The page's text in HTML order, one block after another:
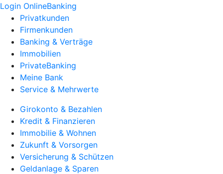
Login OnlineBanking
Privatkunden
Firmenkunden
Banking & Verträge
Immobilien
PrivateBanking
Meine Bank
Service & Mehrwerte
Girokonto & Bezahlen
Kredit & Finanzieren
Immobilie & Wohnen
Zukunft & Vorsorgen
Versicherung & Schützen
Geldanlage & Sparen